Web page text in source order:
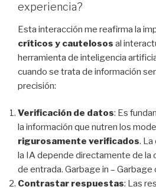
experiencia?
Esta interacción me reafirma la
críticos y cautelosos al
herramienta de inteligencia
cuando se trata de información
precisión:
Verificación de datos: Es
la información que nutren los
rigurosamente verificados. La
la IA depende directamente de la
de entrada. Garbage in – Garbage
Contrastar respuestas: Las